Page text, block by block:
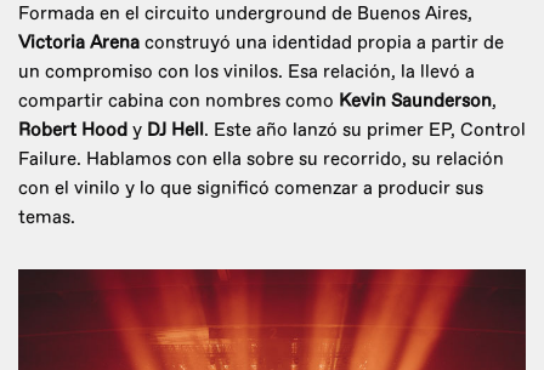
Formada en el circuito underground de Buenos Aires,
Victoria Arena construyó una identidad propia a partir de
un compromiso con los vinilos. Esa relación, la llevó a
compartir cabina con nombres como Kevin Saunderson,
Robert Hood y DJ Hell. Este año lanzó su primer EP, Control
Failure. Hablamos con ella sobre su recorrido, su relación
con el vinilo y lo que significó comenzar a producir sus
temas.